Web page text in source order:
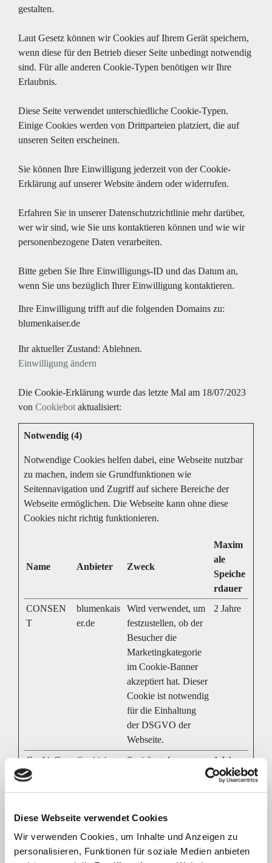
Diese Webseite verwendet Cookies
Wir verwenden Cookies, um Inhalte und Anzeigen zu
personalisieren, Funktionen für soziale Medien anbieten
gestalten.
Laut Gesetz können wir Cookies auf Ihrem Gerät speichern,
wenn diese für den Betrieb dieser Seite unbedingt notwendig
sind. Für alle anderen Cookie-Typen benötigen wir Ihre
Erlaubnis.
Diese Seite verwendet unterschiedliche Cookie-Typen.
Einige Cookies werden von Drittparteien platziert, die auf
unseren Seiten erscheinen.
Sie können Ihre Einwilligung jederzeit von der Cookie-
Erklärung auf unserer Website ändern oder widerrufen.
Erfahren Sie in unserer Datenschutzrichtlinie mehr darüber,
wer wir sind, wie Sie uns kontaktieren können und wie wir
personenbezogene Daten verarbeiten.
Bitte geben Sie Ihre Einwilligungs-ID und das Datum an,
wenn Sie uns bezüglich Ihrer Einwilligung kontaktieren.
Ihre Einwilligung trifft auf die folgenden Domains zu:
blumenkaiser.de
Ihr aktueller Zustand: Ablehnen.
Einwilligung ändern
Die Cookie-Erklärung wurde das letzte Mal am 18/07/2023
von Cookiebot aktualisiert:
Notwendig (4)
Notwendige Cookies helfen dabei, eine Webseite nutzbar
zu machen, indem sie Grundfunktionen wie
Seitennavigation und Zugriff auf sichere Bereiche der
Webseite ermöglichen. Die Webseite kann ohne diese
Cookies nicht richtig funktionieren.
Name Anbieter Zweck
Maxim
ale
Speiche
rdauer
CONSEN
T
blumenkais
er.de
Wird verwendet, um
festzustellen, ob der
Besucher die
Marketingkategorie
im Cookie-Banner
akzeptiert hat. Dieser
Cookie ist notwendig
für die Einhaltung
der DSGVO der
Webseite.
2 Jahre
CookieCon
sent
Cookiebot
Speichert den
aktuellen Domäne.
1 Jahr
rc::a Google
Dieser Cookie wird
verwendet, um
Beständ
ig